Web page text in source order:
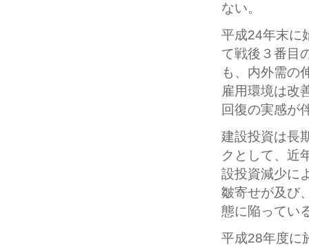
ない。
平成24年末に
て戦後３番目
も、内外需の
雇用環境は改
回復の実感が
建設投資は長
クとして、近
設投資減少に
皺寄せが及び
態に陥ってい
平成28年度に